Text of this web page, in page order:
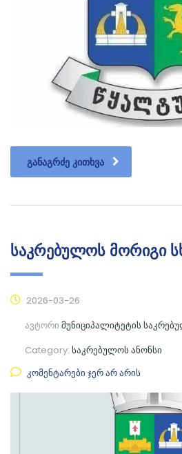
ᲒᲐᲜᲐᲒᲠᲫᲔ ᲙᲘᲗᲮᲕᲐ
საკრებულოს მორიგი
2026-03-26
ავტორი მუნიციპალიტეტის
Category: საკრებულოს ანონსი
კომენტარები ჯერ არ არის